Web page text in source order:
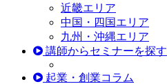
近畿エリア
中国・四国エリア
九州・沖縄エリア
講師からセミナーを探す
起業・創業コラム